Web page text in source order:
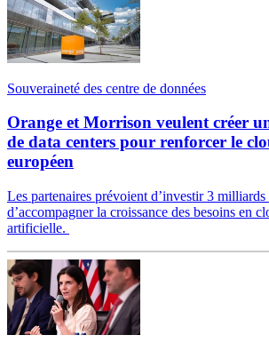
Souveraineté des centre de données
Orange et Morrison veulent créer
de data centers pour renforcer le
européen
Les partenaires prévoient d’investir 3 milliards
d’accompagner la croissance des besoins en
artificielle.